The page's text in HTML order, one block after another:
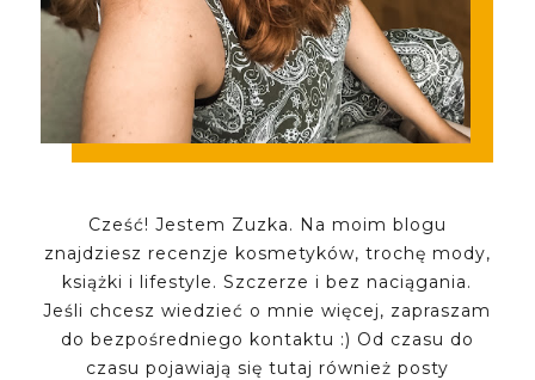
Cześć! Jestem Zuzka. Na moim blogu
znajdziesz recenzje kosmetyków, trochę mody,
książki i lifestyle. Szczerze i bez naciągania.
Jeśli chcesz wiedzieć o mnie więcej, zapraszam
do bezpośredniego kontaktu :) Od czasu do
czasu pojawiają się tutaj również posty